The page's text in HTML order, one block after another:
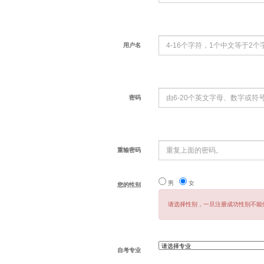
用户名
密码
重输密码
您的性别 男 女
请选择性别，一旦注册成功性别不能
自考专业